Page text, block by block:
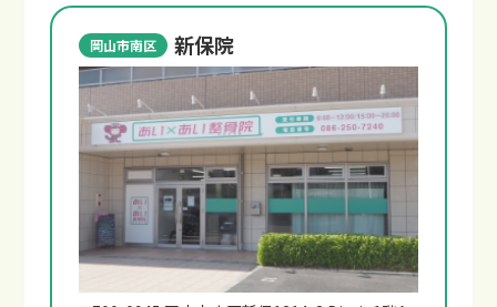
岡山市南区 新保院